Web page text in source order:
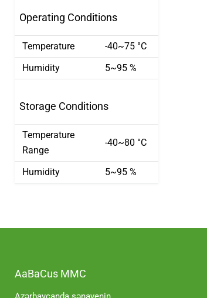
Operating Conditions
Temperature
-40~75 °C
Humidity
5~95 %
Storage Conditions
Temperature
Range
-40~80 °C
Humidity 5~95 %
AaBaCus MMC